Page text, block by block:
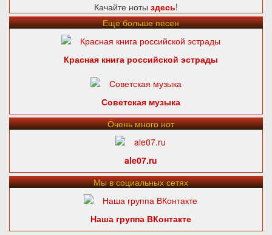
Качайте ноты здесь!
Ещё больше песен
Красная книга российской эстрады
Советская музыка
Очень много нот
ale07.ru
Мы в социальных сетях
Наша группа ВКонтакте